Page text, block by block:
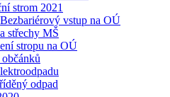
strom 2021
Bezbariérový vstup na OÚ
střechy MŠ
stropu na OÚ
odpad